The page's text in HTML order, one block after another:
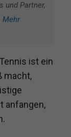
und Partner,
Mehr
ist ein
macht,
anfangen,